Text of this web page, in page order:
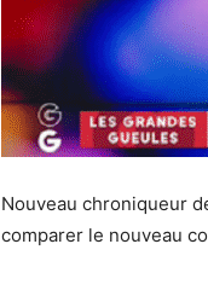
Nouveau chroniqueur
comparer le nouveau